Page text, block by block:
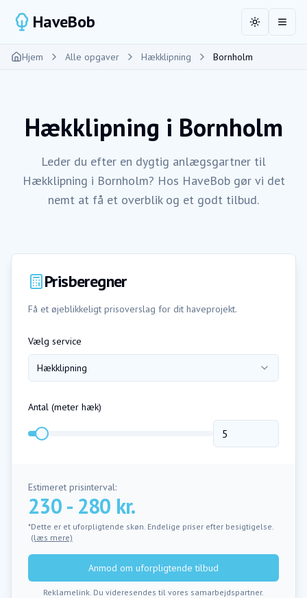
HaveBob ToggleÅbn
Hjem Alle opgaver Hækklipning Bornholm
Hækklipning i Bornholm
Leder du efter en dygtig anlægsgartner til
Hækklipning i Bornholm? Hos HaveBob gør vi det
nemt at få et overblik og et godt tilbud.
Prisberegner
Få et øjeblikkeligt prisoverslag for dit haveprojekt.
Vælg service
Hækklipning
Antal (meter hæk)
Estimeret prisinterval:
230 - 280 kr.
*Dette er et uforpligtende skøn. Endelige priser efter besigtigelse.
(læs mere)
Anmod om uforpligtende tilbud
Reklamelink. Du videresendes til vores samarbejdspartner.